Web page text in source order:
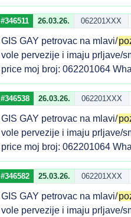
#346511 26.03.26. 062201XXX
GIS GAY petrovac na mlavi/
vole pervezije i imaju prljave/
price moj broj: 062201064
#346538 26.03.26. 062201XXX
GIS GAY petrovac na mlavi/
vole pervezije i imaju prljave/
price moj broj: 062201064
#346582 25.03.26. 062201XXX
GIS GAY petrovac na mlavi/
vole pervezije i imaju prljave/